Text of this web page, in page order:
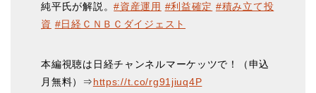
純平氏が解説。#資産運用 #利益確定 #積み立て投
資 #日経ＣＮＢＣダイジェスト
本編視聴は日経チャンネルマーケッツで！（申込
月無料）⇒https://t.co/rg91jiuq4P